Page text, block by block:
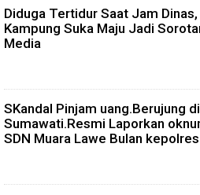
Diduga Tertidur Saat Jam
Kampung Suka Maju Jadi
Media
SKandal Pinjam uang.Berujung
Sumawati.Resmi Laporkan
SDN Muara Lawe Bulan